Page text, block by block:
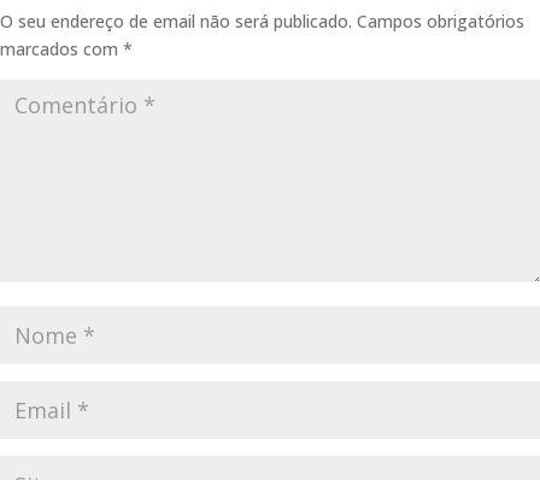
O seu endereço de email não será publicado. Campos obrigatórios
marcados com *